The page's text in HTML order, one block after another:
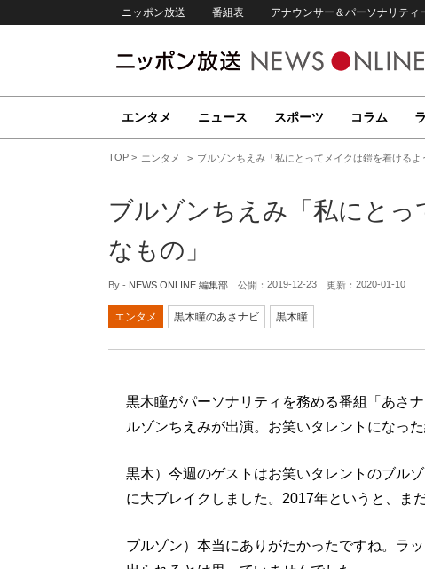
ニッポン放送 番組表 アナウンサー＆パーソナリティ
エンタメ ニュース スポーツ コラム
TOP エンタメ ブルゾンちえみ「私にとってメイクは鎧を着けるよ
ブルゾンちえみ「私にとっ
なもの」
By - NEWS ONLINE 編集部 公開： 2019-12-23 更新： 2020-01-10
エンタメ 黒木瞳のあさナビ 黒木瞳
黒木瞳がパーソナリティを務める番組「あさ
ルゾンちえみが出演。お笑いタレントになっ
黒木）今週のゲストはお笑いタレントのブル
に大ブレイクしました。2017年というと、ま
ブルゾン）本当にありがたかったですね。ラ